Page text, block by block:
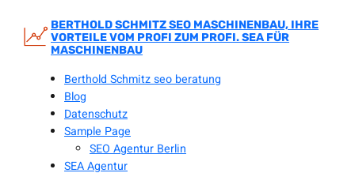
Inhalt
springen
BERTHOLD SCHMITZ SEO MASCHINENBAU, IHRE
VORTEILE VOM PROFI ZUM PROFI. SEA FÜR
MASCHINENBAU
Berthold Schmitz seo beratung
Blog
Datenschutz
Sample Page
SEO Agentur Berlin
SEA Agentur